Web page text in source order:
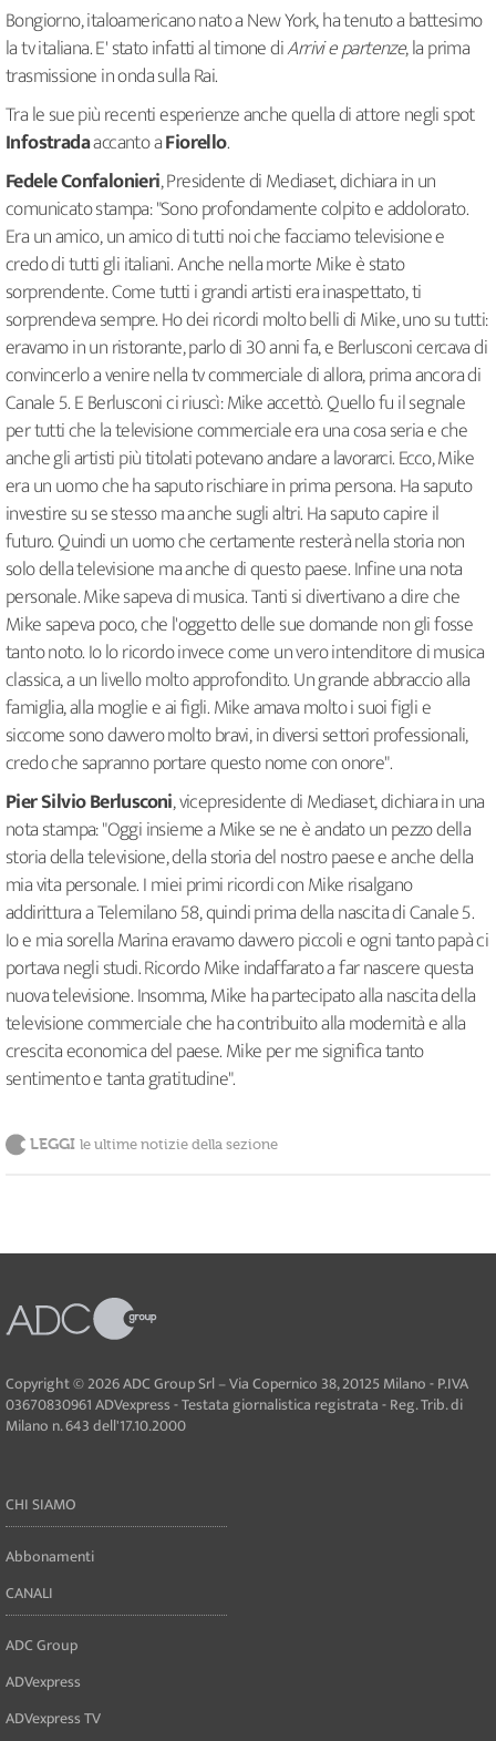
Bongiorno, italoamericano nato a New York, ha tenuto a battesimo
la tv italiana. E' stato infatti al timone diArrivi e partenze, la prima
trasmissione in onda sulla Rai.
Tra le sue più recenti esperienze anche quella di attore negli spot
Infostradaaccanto aFiorello.
Fedele Confalonieri, Presidente di Mediaset, dichiara in un
comunicato stampa: "Sono profondamente colpito e addolorato.
Era un amico, un amico di tutti noi che facciamo televisione e
credo di tutti gli italiani. Anche nella morte Mike è stato
sorprendente. Come tutti i grandi artisti era inaspettato, ti
sorprendeva sempre. Ho dei ricordi molto belli di Mike, uno su tutti:
eravamo in un ristorante, parlo di 30 anni fa, e Berlusconi cercava di
convincerlo a venire nella tv commerciale di allora, prima ancora di
Canale 5. E Berlusconi ci riuscì: Mike accettò. Quello fu il segnale
per tutti che la televisione commerciale era una cosa seria e che
anche gli artisti più titolati potevano andare a lavorarci. Ecco, Mike
era un uomo che ha saputo rischiare in prima persona. Ha saputo
investire su se stesso ma anche sugli altri. Ha saputo capire il
futuro. Quindi un uomo che certamente resterà nella storia non
solo della televisione ma anche di questo paese. Infine una nota
personale. Mike sapeva di musica. Tanti si divertivano a dire che
Mike sapeva poco, che l'oggetto delle sue domande non gli fosse
tanto noto. Io lo ricordo invece come un vero intenditore di musica
classica, a un livello molto approfondito. Un grande abbraccio alla
famiglia, alla moglie e ai figli. Mike amava molto i suoi figli e
siccome sono davvero molto bravi, in diversi settori professionali,
credo che sapranno portare questo nome con onore".
Pier Silvio Berlusconi, vicepresidente di Mediaset, dichiara in una
nota stampa: "Oggi insieme a Mike se ne è andato un pezzo della
storia della televisione, della storia del nostro paese e anche della
mia vita personale. I miei primi ricordi con Mike risalgano
addirittura a Telemilano 58, quindi prima della nascita di Canale 5.
Io e mia sorella Marina eravamo davvero piccoli e ogni tanto papà ci
portava negli studi. Ricordo Mike indaffarato a far nascere questa
nuova televisione. Insomma, Mike ha partecipato alla nascita della
televisione commerciale che ha contribuito alla modernità e alla
crescita economica del paese. Mike per me significa tanto
sentimento e tanta gratitudine".
LEGGI le ultime notizie della sezione
Copyright © 2026 ADC Group Srl – Via Copernico 38, 20125 Milano - P.IVA
03670830961 ADVexpress - Testata giornalistica registrata - Reg. Trib. di
Milano n. 643 dell'17.10.2000
CHI SIAMO
Abbonamenti
CANALI
ADC Group
ADVexpress
ADVexpress TV